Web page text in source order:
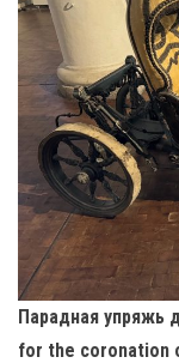
Парадная упряжь
for the coronation